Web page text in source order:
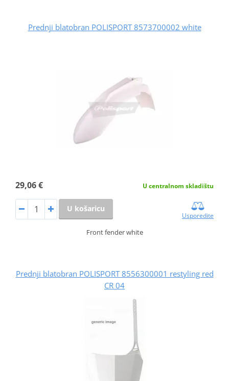
Prednji blatobran POLISPORT 8573700002 white
29,06 € U centralnom skladištu
U košaricu
Usporedite
Front fender white
Prednji blatobran POLISPORT 8556300001 restyling red
CR 04